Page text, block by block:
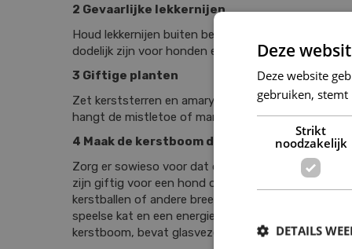
2 Gevaarlijke lekkernijen
Houd lekkernijen buiten bereik van honden en
dodelijk zijn voor honden en katten.
3 Giftige planten
Zet kerststerren en amaryllissen op een plek
hangt de mistletoe of maretak hoog genoeg om
4 Maak de kerstboom dier- en kindvriendelijk
Zorg er sowieso voor dat de kerstboom, of deze
zijn giftig voor een hond of kat. Zet hun
kerstballen of andere breekbare decoraties
speelse kat en een energiek klein kind. Niet alleen
kerstboom, bevat glasvezels, dus hang dat ook op
Deze
Deze website
gebruiken,
Strikt
noodzakelijk
DETAILS